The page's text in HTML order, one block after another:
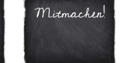
Mitmachen!